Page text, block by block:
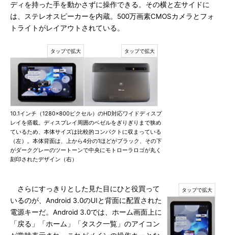
ディを持った手を動かさずに操作できる。その横と左サイドに
は、ステレオスピーカーを内蔵。500万画素CMOSカメラとフォ
トライトがレイアウトされている。
10.1インチ（1280×800ピクセル）のHD対応ワイドディスプ
レイを搭載。ディスプレイ周囲のベゼルをぎりぎりまで狭め
ているため、本体サイズは比較的コンパクトに収まっている
（左）。本体背面は、上から4分の1ほどがブラック、その下
がダークグレーのツートーンで中央にモトローラロゴが丸く
刻印されたデザイン（右）
さらにすっきりとした見た目にひと役買って
いるのが、Android 3.0のUIと背面に配置された
電源キーだ。Android 3.0では、ホーム画面上に
「戻る」「ホーム」「タスク一覧」のアイコン